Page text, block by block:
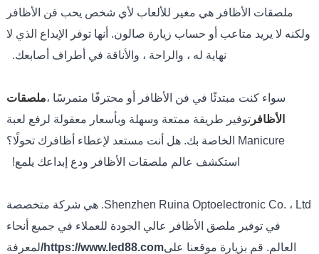
ملصقات الأظافر هي مغير للألعاب لأي شخص يحب فن الأظافر
ولكنه لا يريد متاعب أو حساب زيارة صالون. أنها توفر الإبداع الذي لا
نهاية له ، والراحة ، والأناقة في أطراف أصابعك.
سواء كنت مبتدئًا في فن الأظافر أو محترفًا متمرسًا ،ملصقات
الأظافرتوفير طريقة ممتعة وسهلة وبأسعار معقولة لرفع لعبة
Manicure الخاصة بك. هل أنت مستعد لإعطاء أظافرك تحولًا؟
استكشف عالم ملصقات الأظافر ودع إبداعك يلمع!
Shenzhen Ruina Optoelectronic Co. ، Ltd. هي شركة متخصصة
في توفير ملصق الأظافر عالي الجودة للعملاء في جميع أنحاء
العالم. قم بزيارة موقعنا علىhttps://www.led88.com/ لمعرفة